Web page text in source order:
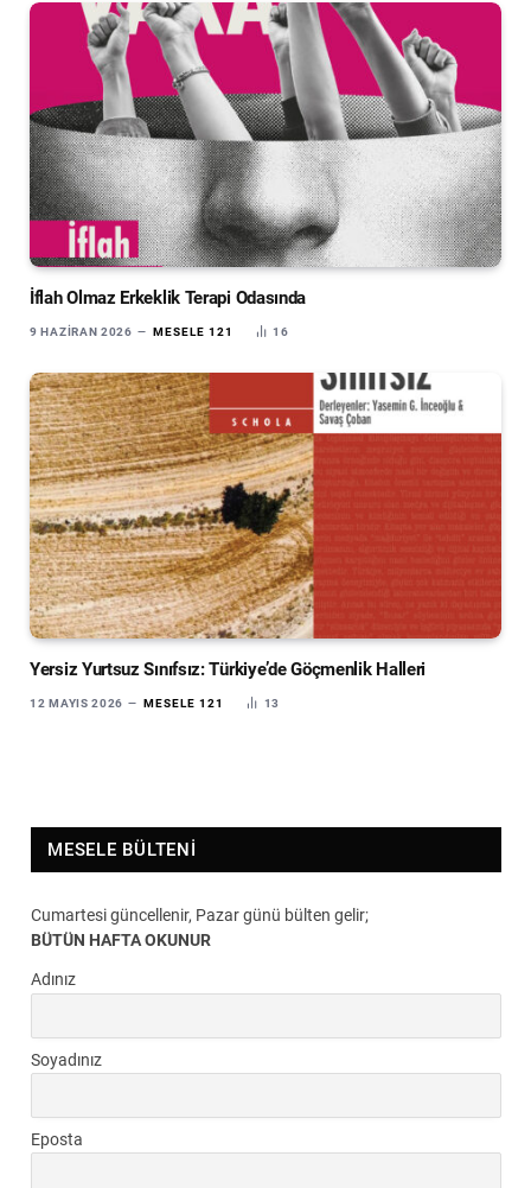
İflah Olmaz Erkeklik Terapi Odasında
9 HAZIRAN 2026 MESELE 121 16
Yersiz Yurtsuz Sınıfsız: Türkiye’de Göçmenlik Halleri
12 MAYIS 2026 MESELE 121 13
MESELE BÜLTENI
Cumartesi güncellenir, Pazar günü bülten gelir;
BÜTÜN HAFTA OKUNUR
Adınız
Soyadınız
Eposta